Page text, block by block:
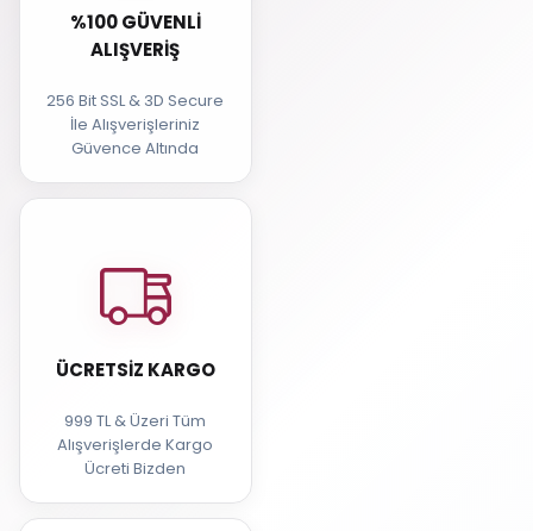
%100 GÜVENLI
ALIŞVERIŞ
256 Bit SSL & 3D Secure
İle Alışverişleriniz
Güvence Altında
ÜCRETSIZ KARGO
999 TL & Üzeri Tüm
Alışverişlerde Kargo
Ücreti Bizden